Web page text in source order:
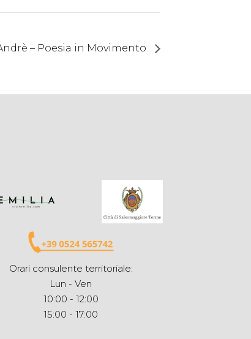
– Poesia in Movimento
Orari consulente territoriale:
Lun - Ven
10:00 - 12:00
15:00 - 17:00